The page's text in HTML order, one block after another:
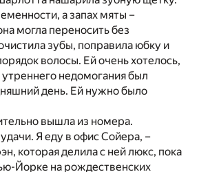
а запах мяты –
могла переносить без
зубы, поправила юбку и
волосы. Ей очень хотелось,
недомогания был
день. Ей нужно было
вышла из номера.
Я еду в офис Сойера, –
которая делила с ней люкс, пока
Йорке на рождественских